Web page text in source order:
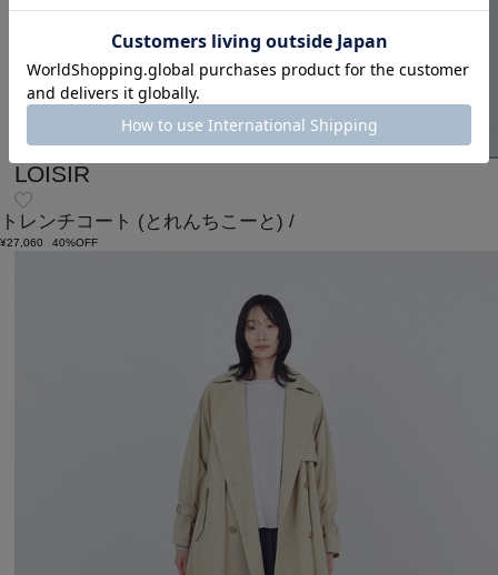
LOISIR
トレンチコート (とれんちこーと) /
¥27,060 40%OFF